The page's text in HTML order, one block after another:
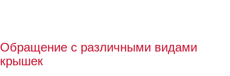
Обращение с различными видами
крышек